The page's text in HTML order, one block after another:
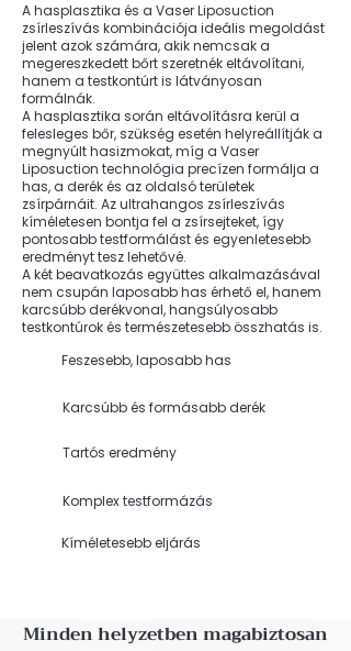
A hasplasztika és a Vaser Liposuction
zsírleszívás kombinációja ideális megoldást
jelent azok számára, akik nemcsak a
megereszkedett bőrt szeretnék eltávolítani,
hanem a testkontúrt is látványosan
formálnák.
A hasplasztika során eltávolításra kerül a
felesleges bőr, szükség esetén helyreállítják a
megnyúlt hasizmokat, míg a Vaser
Liposuction technológia precízen formálja a
has, a derék és az oldalsó területek
zsírpárnáit. Az ultrahangos zsírleszívás
kíméletesen bontja fel a zsírsejteket, így
pontosabb testformálást és egyenletesebb
eredményt tesz lehetővé.
A két beavatkozás együttes alkalmazásával
nem csupán laposabb has érhető el, hanem
karcsúbb derékvonal, hangsúlyosabb
testkontúrok és természetesebb összhatás is.
Feszesebb, laposabb has
Karcsúbb és formásabb derék
Tartós eredmény
Komplex testformázás
Kíméletesebb eljárás
Minden helyzetben magabiztosan